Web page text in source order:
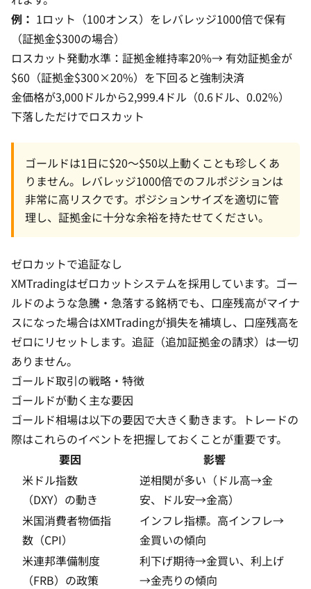
例： 1ロット（100オンス）をレバレッジ1000倍で保有
（証拠金$300の場合）
ロスカット発動水準：証拠金維持率20%→ 有効証拠金が
$60（証拠金$300×20%）を下回ると強制決済
金価格が3,000ドルから2,999.4ドル（0.6ドル、0.02%）
下落しただけでロスカット
ゴールドは1日に$20〜$50以上動くことも珍しくあ
りません。レバレッジ1000倍でのフルポジションは
非常に高リスクです。ポジションサイズを適切に管
理し、証拠金に十分な余裕を持たせてください。
ゼロカットで追証なし
XMTradingはゼロカットシステムを採用しています。ゴー
ルドのような急騰・急落する銘柄でも、口座残高がマイナ
スになった場合はXMTradingが損失を補填し、口座残高を
ゼロにリセットします。追証（追加証拠金の請求）は一切
ありません。
ゴールド取引の戦略・特徴
ゴールドが動く主な要因
ゴールド相場は以下の要因で大きく動きます。トレードの
際はこれらのイベントを把握しておくことが重要です。
要因
影響
米ドル指数
（DXY）の動き
逆相関が多い（ドル高→金
安、ドル安→金高）
米国消費者物価指
数（CPI）
インフレ指標。高インフレ→
金買いの傾向
米連邦準備制度
（FRB）の政策
利下げ期待→金買い、利上げ
→金売りの傾向